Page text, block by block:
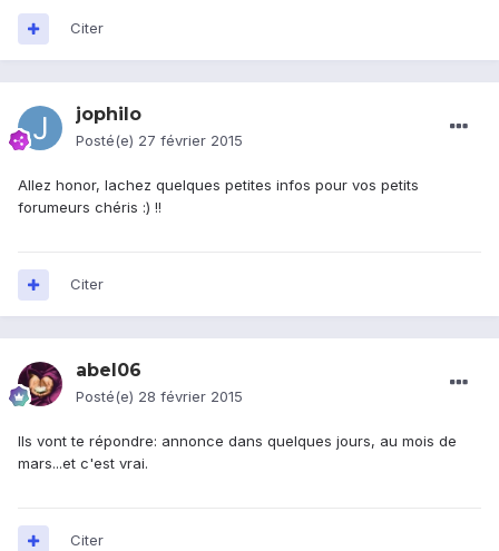
Citer
jophilo
Posté(e) 27 février 2015
Allez honor, lachez quelques petites infos pour vos petits
forumeurs chéris :) !!
Citer
abel06
Posté(e) 28 février 2015
Ils vont te répondre: annonce dans quelques jours, au mois de
mars...et c'est vrai.
Citer